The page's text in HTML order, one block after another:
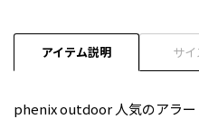
アイテム説明 サ
phenix outdoor 人気のアラ